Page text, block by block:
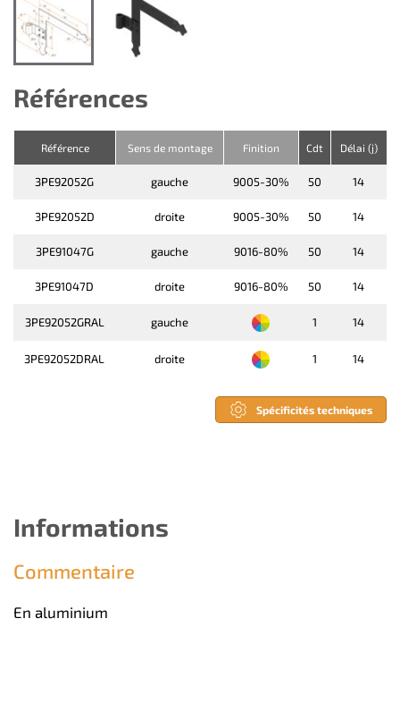
Références
Référence Sens de montage Finition Cdt Délai (j)
3PE92052G gauche 9005-30% 50 14
3PE92052D droite 9005-30% 50 14
3PE91047G gauche 9016-80% 50 14
3PE91047D droite 9016-80% 50 14
3PE92052GRAL gauche 1 14
3PE92052DRAL droite 1 14
Spécificités techniques
Informations
Commentaire
En aluminium